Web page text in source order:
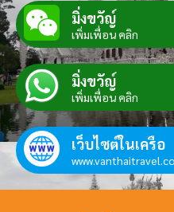
มิ่งขวัญ์
เพิ่มเพื่อน คลิก
มิ่งขวัญ์
เพิ่มเพื่อน คลิก
เว็บไซต์ในเครือ